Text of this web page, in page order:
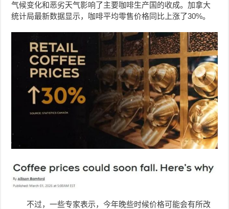
气候变化和恶劣天气影响了主要咖啡生产国的收成。加拿大
统计局最新数据显示，咖啡平均零售价格同比上涨了30%。
不过，一些专家表示，今年晚些时候价格可能会有所改